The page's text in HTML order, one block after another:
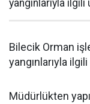
yangınlarıyla
Bilecik Orman
yangınlarıyla
Müdürlükten